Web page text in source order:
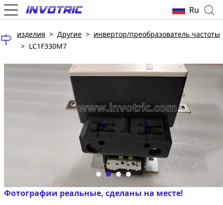
Ru
изделия >Другие > инвертор/преобразователь частоты
> LC1F330M7
Фотографии реальные, сделаны на месте!